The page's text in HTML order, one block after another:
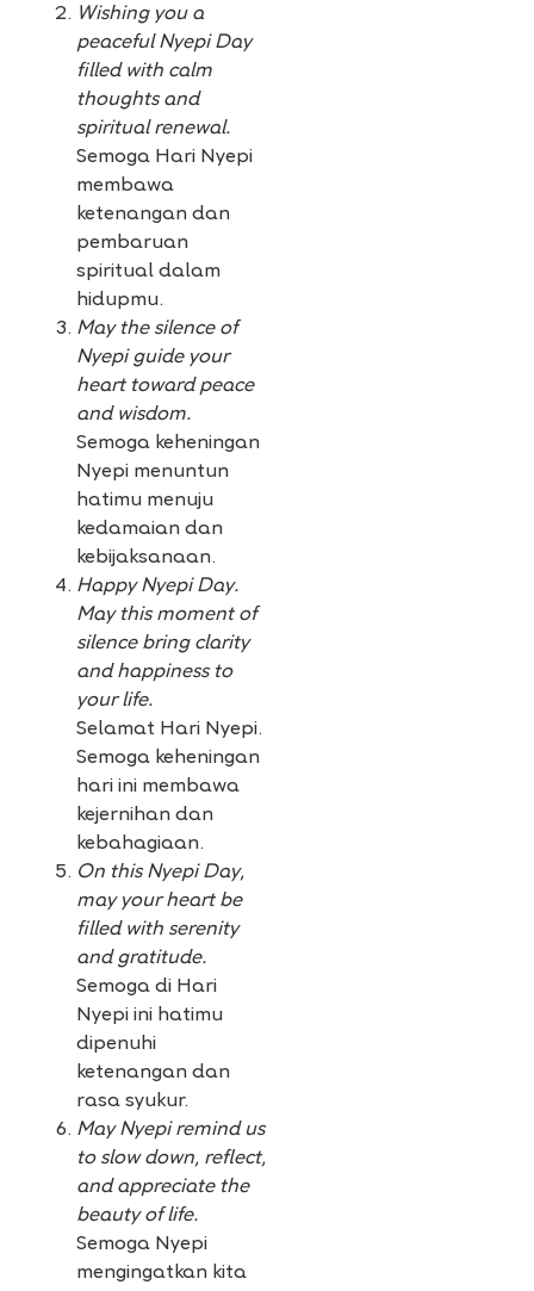
Wishing you a
peaceful Nyepi Day
filled with calm
thoughts and
spiritual renewal.
Semoga Hari Nyepi
membawa
ketenangan dan
pembaruan
spiritual dalam
hidupmu.
May the silence of
Nyepi guide your
heart toward peace
and wisdom.
Semoga keheningan
Nyepi menuntun
hatimu menuju
kedamaian dan
kebijaksanaan.
Happy Nyepi Day.
May this moment of
silence bring clarity
and happiness to
your life.
Selamat Hari Nyepi.
Semoga keheningan
hari ini membawa
kejernihan dan
kebahagiaan.
On this Nyepi Day,
may your heart be
filled with serenity
and gratitude.
Semoga di Hari
Nyepi ini hatimu
dipenuhi
ketenangan dan
rasa syukur.
May Nyepi remind us
to slow down, reflect,
and appreciate the
beauty of life.
Semoga Nyepi
mengingatkan kita